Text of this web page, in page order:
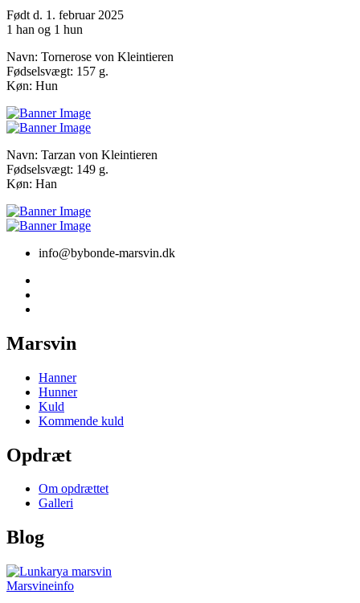
Født d. 1. februar 2025
1 han og 1 hun
Navn: Tornerose von Kleintieren
Fødselsvægt: 157 g.
Køn: Hun
Navn: Tarzan von Kleintieren
Fødselsvægt: 149 g.
Køn: Han
info@bybonde-marsvin.dk
Marsvin
Hanner
Hunner
Kuld
Kommende kuld
Opdræt
Om opdrættet
Galleri
Blog
Marsvineinfo